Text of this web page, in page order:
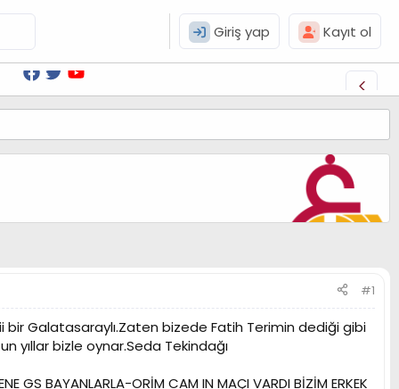
Giriş yap Kayıt ol
#1
Galatasaraylı.Zaten bizede Fatih Terimin dediği gibi
yıllar bizle oynar.Seda Tekindağı
GS BAYANLARLA-ORİM CAM IN MAÇI VARDI BİZİM ERKEK